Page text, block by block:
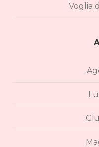
Voglia